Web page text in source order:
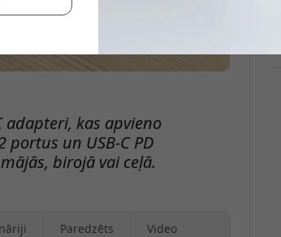
adapteri, kas apvieno
portus un USB-C PD
birojā vai ceļā.
Paredzēts Video